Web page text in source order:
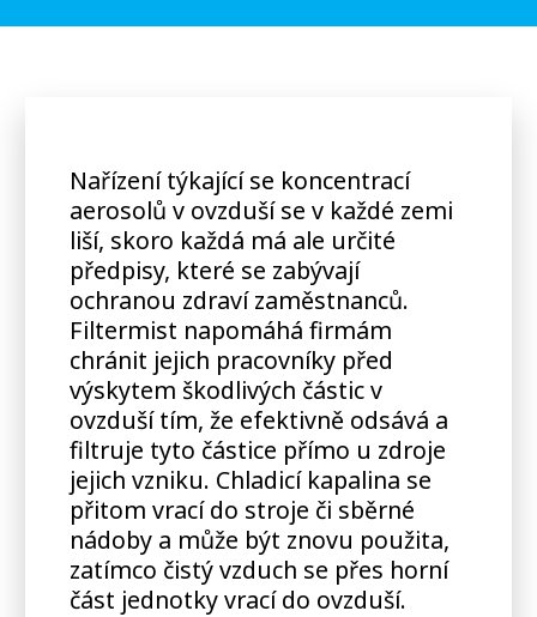
Nařízení týkající se koncentrací
aerosolů v ovzduší se v každé zemi
liší, skoro každá má ale určité
předpisy, které se zabývají
ochranou zdraví zaměstnanců.
Filtermist napomáhá firmám
chránit jejich pracovníky před
výskytem škodlivých částic v
ovzduší tím, že efektivně odsává a
filtruje tyto částice přímo u zdroje
jejich vzniku. Chladicí kapalina se
přitom vrací do stroje či sběrné
nádoby a může být znovu použita,
zatímco čistý vzduch se přes horní
část jednotky vrací do ovzduší.